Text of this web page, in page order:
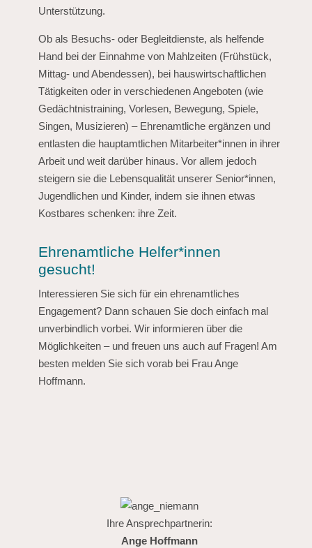
Unterstützung.
Ob als Besuchs- oder Begleitdienste, als helfende
Hand bei der Einnahme von Mahlzeiten (Frühstück,
Mittag- und Abendessen), bei hauswirtschaftlichen
Tätigkeiten oder in verschiedenen Angeboten (wie
Gedächtnistraining, Vorlesen, Bewegung, Spiele,
Singen, Musizieren) – Ehrenamtliche ergänzen und
entlasten die hauptamtlichen Mitarbeiter*innen in ihrer
Arbeit und weit darüber hinaus. Vor allem jedoch
steigern sie die Lebensqualität unserer Senior*innen,
Jugendlichen und Kinder, indem sie ihnen etwas
Kostbares schenken: ihre Zeit.
Ehrenamtliche Helfer*innen
gesucht!
Interessieren Sie sich für ein ehrenamtliches
Engagement? Dann schauen Sie doch einfach mal
unverbindlich vorbei. Wir informieren über die
Möglichkeiten – und freuen uns auch auf Fragen! Am
besten melden Sie sich vorab bei Frau Ange
Hoffmann.
Ihre Ansprechpartnerin:
Ange Hoffmann